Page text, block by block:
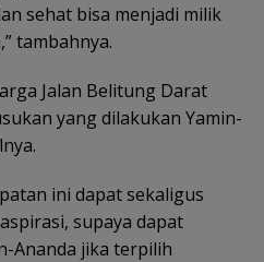
sehat bisa menjadi milik
tambahnya.
Jalan Belitung Darat
yang dilakukan Yamin-
ini dapat sekaligus
supaya dapat
Ananda jika terpilih